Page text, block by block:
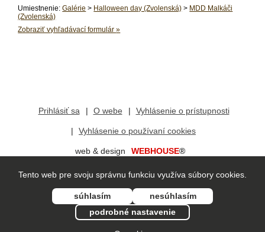
Umiestnenie:Galérie > Halloween day (Zvolenská) > MDD Malkáči
(Zvolenská)
Zobraziť vyhľadávací formulár»
Prihlásiť sa O webe Vyhlásenie o prístupnosti
Vyhlásenie o používaní cookies
web & design WEBHOUSE®
redakčný systém
vis mo®
Tento web pre svoju správnu funkciu využíva súbory cookies.
súhlasím
nesúhlasím
podrobné nastavenie